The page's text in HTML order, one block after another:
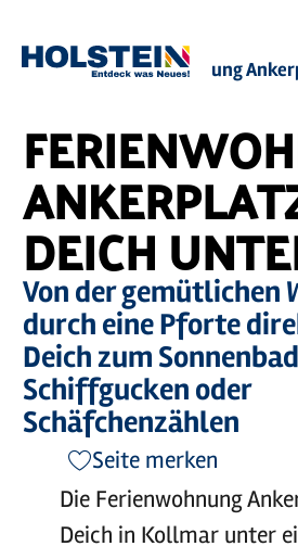
Suche
Footer
Sie
Startseite
DEICH
Von der gemütlichen
durch eine Pforte
Deich zum
Schiffgucken oder
Schäfchenzählen
Seite merken
Die Ferienwohnung
Deich in Kollmar unter